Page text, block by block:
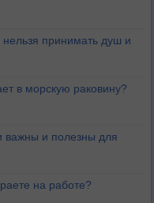
принимать душ и
в морскую раковину?
важны и полезны для
на работе?